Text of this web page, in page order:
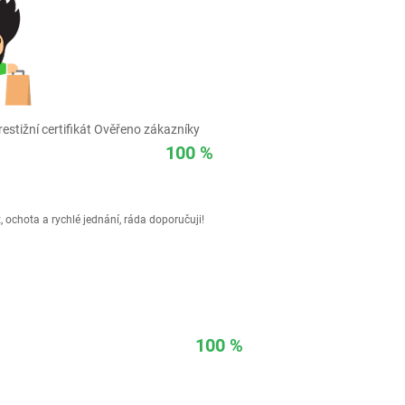
certifikát Ověřeno zákazníky
100 %
a rychlé jednání, ráda doporučuji!
100 %